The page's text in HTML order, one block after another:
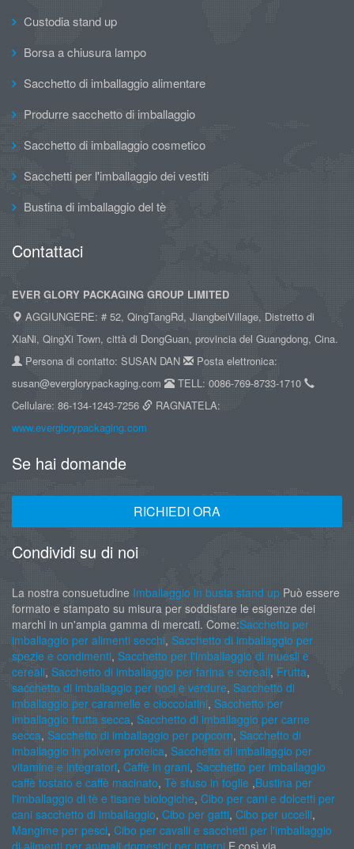
Custodia stand up
Borsa a chiusura lampo
Sacchetto di imballaggio alimentare
Produrre sacchetto di imballaggio
Sacchetto di imballaggio cosmetico
Sacchetti per l'imballaggio dei vestiti
Bustina di imballaggio del tè
Contattaci
EVER GLORY PACKAGING GROUP LIMITED
AGGIUNGERE: # 52, QingTangRd, JiangbeiVillage, Distretto di
XiaNi, QingXi Town, città di DongGuan, provincia del Guangdong, Cina.
Persona di contatto: SUSAN DAN
Posta elettronica:
susan@everglorypackaging.com
TELL: 0086-769-8733-1710
Cellulare: 86-134-1243-7256
RAGNATELA:
www.everglorypackaging.com
Se hai domande
RICHIEDI ORA
Condividi su di noi
La nostra consuetudine Imballaggio in busta stand up Può essere
formato e stampato su misura per soddisfare le esigenze dei
marchi in un'ampia gamma di mercati. Come:Sacchetto per
imballaggio per alimenti secchi, Sacchetto di imballaggio per
spezie e condimenti, Sacchetto per l'imballaggio di muesli e
cereali, Sacchetto di imballaggio per farina e cereali, Frutta,
sacchetto di imballaggio per noci e verdure, Sacchetto di
imballaggio per caramelle e cioccolatini, Sacchetto per
imballaggio frutta secca, Sacchetto di imballaggio per carne
secca, Sacchetto di imballaggio per popcorn, Sacchetto di
imballaggio in polvere proteica, Sacchetto di imballaggio per
vitamine e integratori, Caffè in grani, Sacchetto per imballaggio
caffè tostato e caffè macinato, Tè sfuso in foglie ,Bustina per
l'imballaggio di tè e tisane biologiche, Cibo per cani e dolcetti per
cani sacchetto di imballaggio, Cibo per gatti, Cibo per uccelli,
Mangime per pesci, Cibo per cavalli e sacchetti per l'imballaggio
di alimenti per animali domestici per interni E così via.